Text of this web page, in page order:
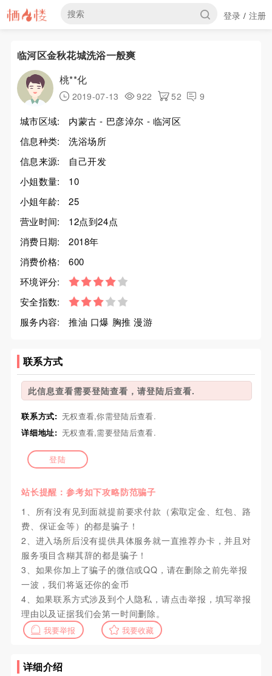
登录 / 注册
临河区金秋花城洗浴一般爽
桃**化
2019-07-13 922 52 9
城市区域:
内蒙古 - 巴彦淖尔 - 临河区
信息种类:
洗浴场所
信息来源:
自己开发
小姐数量:
10
小姐年龄:
25
营业时间:
12点到24点
消费日期:
2018年
消费价格:
600
环境评分:
安全指数:
服务内容:
推油 口爆 胸推 漫游
联系方式
此信息查看需要登陆查看，请登陆后查看.
联系方式: 无权查看,你需登陆后查看.
详细地址: 无权查看,需要登陆后查看.
登陆
站长提醒：参考如下攻略防范骗子
1、所有没有见到面就提前要求付款（索取定金、红包、路
费、保证金等）的都是骗子！
2、进入场所后没有提供具体服务就一直推荐办卡，并且对
服务项目含糊其辞的都是骗子！
3、如果你加上了骗子的微信或QQ，请在删除之前先举报
一波，我们将返还你的金币
4、如果联系方式涉及到个人隐私，请点击举报，填写举报
理由以及证据我们会第一时间删除。
我要举报 我要收藏
详细介绍